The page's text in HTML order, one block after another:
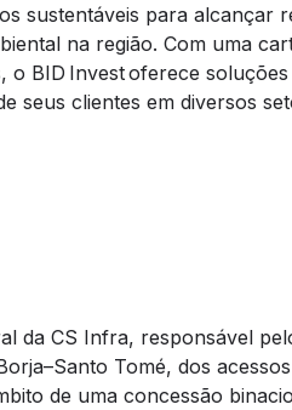
sustentáveis para alcançar
na região. Com uma
BID Invest oferece
seus clientes em diversos
da CS Infra, responsável
Tomé, dos
de uma concessão